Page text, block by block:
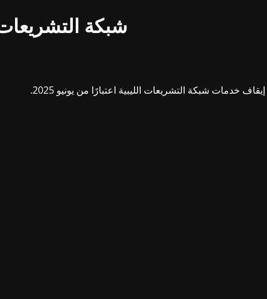
شبكة التشريعات
خدمات شبكة التشريعات الليبية اعتبارًا من يونيو 2025.